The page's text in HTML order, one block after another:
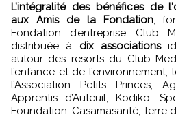
L’intégralité des bénéfices de
aux Amis de la Fondation,
Fondation d’entreprise Club
distribuée à dix associations
autour des resorts du Club
l’enfance et de l’environnement,
l’Association Petits Princes,
Apprentis d’Auteuil, Kodiko,
Foundation, Casamasanté, Terre